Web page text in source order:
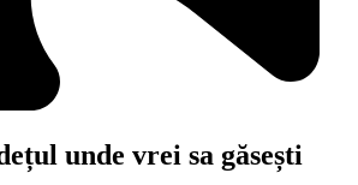
unde vrei sa găsești